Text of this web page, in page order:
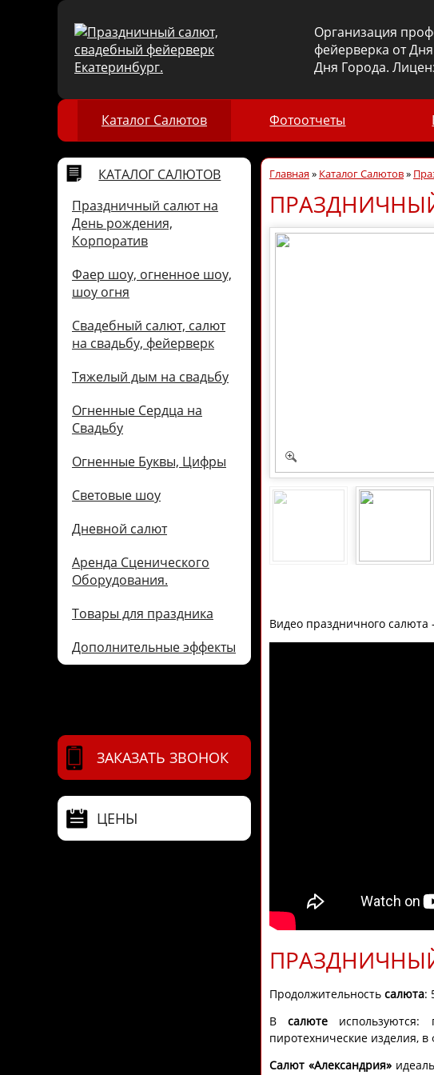
Организация
фейерверка от
Дня Города.
Каталог Салютов Фотоотчеты
КАТАЛОГ САЛЮТОВ
Праздничный салют на
День рождения,
Корпоратив
Фаер шоу, огненное шоу,
шоу огня
Свадебный салют, салют
на свадьбу, фейерверк
Тяжелый дым на свадьбу
Огненные Сердца на
Свадьбу
Огненные Буквы, Цифры
Световые шоу
Дневной салют
Аренда Сценического
Оборудования.
Товары для праздника
Дополнительные эффекты
ЗАКАЗАТЬ ЗВОНОК
ЦЕНЫ
Главная» Каталог Салютов»
Видео праздничного салюта
Продолжительность салюта:
Всалюте используются:
пиротехнические изделия,
Салют «Александрия»